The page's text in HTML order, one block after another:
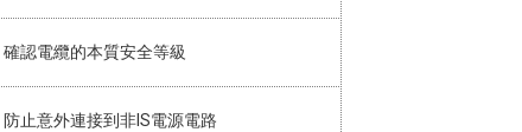
確認電纜的本質安全等級
防止意外連接到非IS電源電路